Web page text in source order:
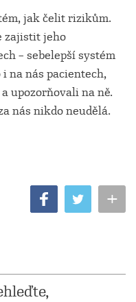
jak čelit rizikům.
zajistit jeho
– sebelepší systém
na nás pacientech,
upozorňovali na ně.
nás nikdo neudělá.
+